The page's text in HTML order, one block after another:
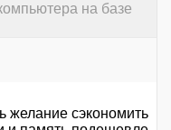
на базе
желание сэкономить